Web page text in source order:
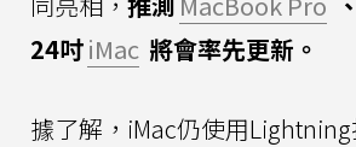
24吋iMac 將會率先更新。
據了解，iMac仍使用